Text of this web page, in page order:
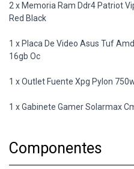
2 x Memoria Ram Ddr4 Patriot
Red Black
1 x Placa De Video Asus Tuf
16gb Oc
1 x Outlet Fuente Xpg Pylon
1 x Gabinete Gamer Solarmax
Componentes